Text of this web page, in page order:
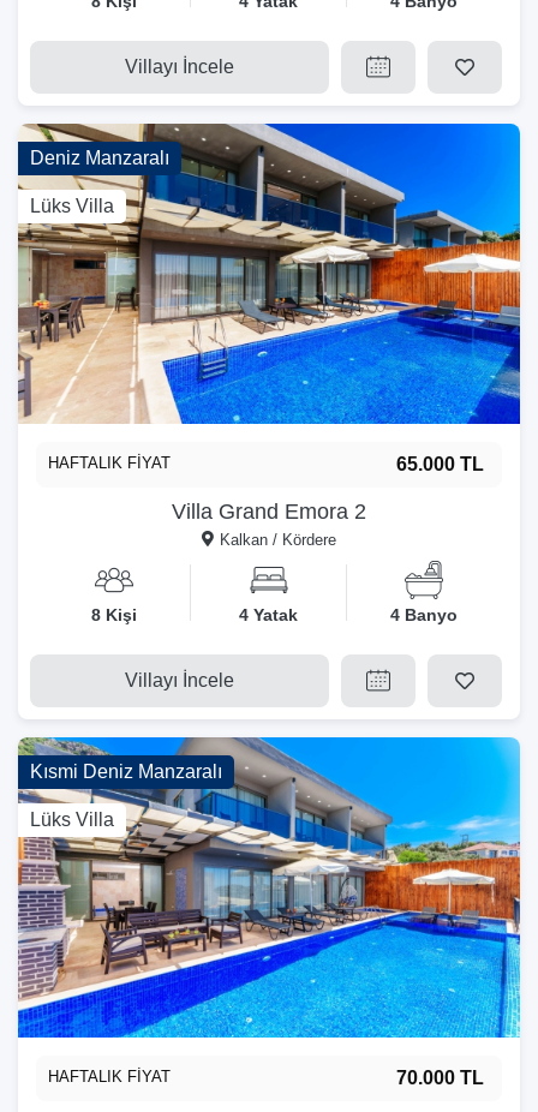
Villayı İncele
Deniz Manzaralı
Lüks Villa
Villa Grand Emora 2
Kalkan / Kördere
HAFTALIK FİYAT 65.000 TL
8 Kişi 4 Yatak 4 Banyo
Villayı İncele
Kısmi Deniz Manzaralı
Lüks Villa
HAFTALIK FİYAT 70.000 TL